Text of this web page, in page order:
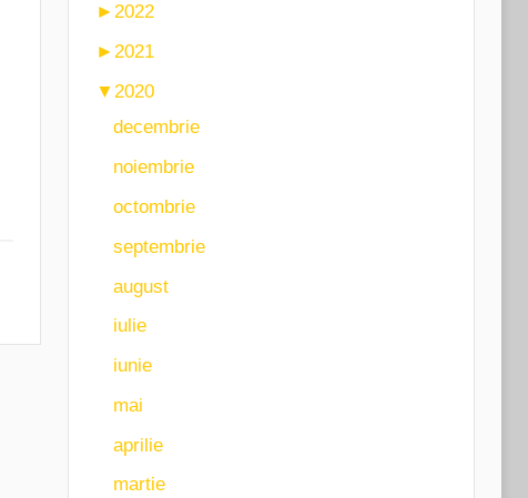
► 2022
► 2021
▼2020
decembrie
noiembrie
octombrie
septembrie
august
iulie
iunie
mai
aprilie
martie